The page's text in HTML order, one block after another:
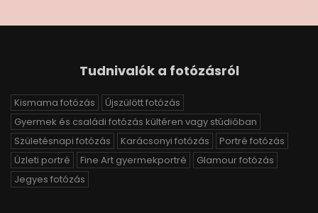
Tudnivalók a fotózásról
Kismama fotózás
Újszülött fotózás
Gyermek és családi fotózás kültéren vagy stúdióban
Születésnapi fotózás
Karácsonyi fotózás
Portré fotózás
Üzleti portré
Fine Art gyermekportré
Glamour fotózás
Jegyes fotózás